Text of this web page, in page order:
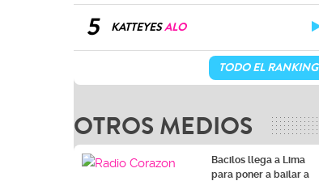
5 KATTEYESALO
TODO EL RANKING
OTROS MEDIOS
Bacilos llega a Lima
para poner a bailar a